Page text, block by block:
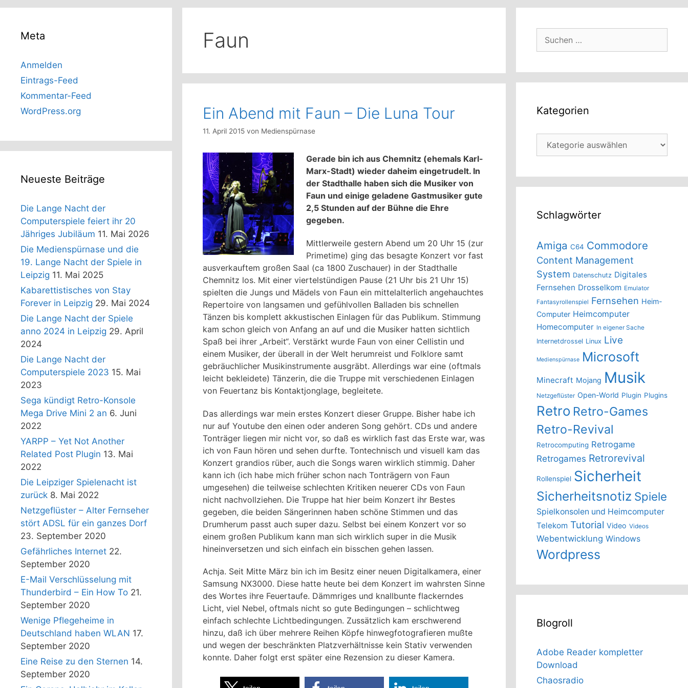
Faun
Ein Abend mit Faun – Die Luna Tour
11. April 2015 von Medienspürnase
Gerade bin ich aus Chemnitz (ehemals Karl-
Marx-Stadt) wieder daheim eingetrudelt. In
der Stadthalle haben sich die Musiker von
Faun und einige geladene Gastmusiker gute
2,5 Stunden auf der Bühne die Ehre
gegeben.
Mittlerweile gestern Abend um 20 Uhr 15 (zur
Primetime) ging das besagte Konzert vor fast
ausverkauftem großen Saal (ca 1800 Zuschauer) in der Stadthalle
Chemnitz los. Mit einer viertelstündigen Pause (21 Uhr bis 21 Uhr 15)
spielten die Jungs und Mädels von Faun ein mittelalterlich angehauchtes
Repertoire von langsamen und gefühlvollen Balladen bis schnellen
Tänzen bis komplett akkustischen Einlagen für das Publikum. Stimmung
kam schon gleich von Anfang an auf und die Musiker hatten sichtlich
Spaß bei ihrer „Arbeit“. Verstärkt wurde Faun von einer Cellistin und
einem Musiker, der überall in der Welt herumreist und Folklore samt
gebräuchlicher Musikinstrumente ausgräbt. Allerdings war eine (oftmals
leicht bekleidete) Tänzerin, die die Truppe mit verschiedenen Einlagen
von Feuertanz bis Kontaktjonglage, begleitete.
Das allerdings war mein erstes Konzert dieser Gruppe. Bisher habe ich
nur auf Youtube den einen oder anderen Song gehört. CDs und andere
Tonträger liegen mir nicht vor, so daß es wirklich fast das Erste war, was
ich von Faun hören und sehen durfte. Tontechnisch und visuell kam das
Konzert grandios rüber, auch die Songs waren wirklich stimmig. Daher
kann ich (ich habe mich früher schon nach Tonträgern von Faun
umgesehen) die teilweise schlechten Kritiken neuerer CDs von Faun
nicht nachvollziehen. Die Truppe hat hier beim Konzert ihr Bestes
gegeben, die beiden Sängerinnen haben schöne Stimmen und das
Drumherum passt auch super dazu. Selbst bei einem Konzert vor so
einem großen Publikum kann man sich wirklich super in die Musik
hineinversetzen und sich einfach ein bisschen gehen lassen.
Achja. Seit Mitte März bin ich im Besitz einer neuen Digitalkamera, einer
Samsung NX3000. Diese hatte heute bei dem Konzert im wahrsten Sinne
des Wortes ihre Feuertaufe. Dämmriges und knallbunte flackerndes
Licht, viel Nebel, oftmals nicht so gute Bedingungen – schlichtweg
einfach schlechte Lichtbedingungen. Zussätzlich kam erschwerend
hinzu, daß ich über mehrere Reihen Köpfe hinwegfotografieren mußte
und wegen der beschränkten Platzverhältnisse kein Stativ verwenden
konnte. Daher folgt erst später eine Rezension zu dieser Kamera.
Meta
Anmelden
Eintrags-Feed
Kommentar-Feed
WordPress.org
Neueste Beiträge
Die Lange Nacht der
Computerspiele feiert ihr 20
Jähriges Jubiläum 11. Mai 2026
Die Medienspürnase und die
19. Lange Nacht der Spiele in
Leipzig 11. Mai 2025
Kabarettistisches von Stay
Forever in Leipzig 29. Mai 2024
Die Lange Nacht der Spiele
anno 2024 in Leipzig 29. April
2024
Die Lange Nacht der
Computerspiele 2023 15. Mai
2023
Sega kündigt Retro-Konsole
Mega Drive Mini 2 an 6. Juni
2022
YARPP – Yet Not Another
Related Post Plugin 13. Mai
2022
Die Leipziger Spielenacht ist
zurück 8. Mai 2022
Netzgeflüster – Alter Fernseher
stört ADSL für ein ganzes Dorf
23. September 2020
Gefährliches Internet 22.
September 2020
E-Mail Verschlüsselung mit
Thunderbird – Ein How To 21.
September 2020
Wenige Pflegeheime in
Deutschland haben WLAN 17.
September 2020
Eine Reise zu den Sternen 14.
September 2020
Kategorien
Kategorien
Schlagwörter
Amiga C64 Commodore
Content Management
System Datenschutz Digitales
Fernsehen Drosselkom Emulator
Fantasyrollenspiel Fernsehen Heim-
Computer Heimcomputer
Homecomputer In eigener Sache
Internetdrossel Linux Live
Medienspürnase Microsoft
Minecraft Mojang Musik
Netzgeflüster Open-World Plugin Plugins
Retro Retro-Games
Retro-Revival
Retrocomputing Retrogame
Retrogames Retrorevival
Rollenspiel Sicherheit
Sicherheitsnotiz Spiele
Spielkonsolen und Heimcomputer
Telekom Tutorial Video Videos
Webentwicklung Windows
Wordpress
Blogroll
Adobe Reader kompletter
Download
Chaosradio